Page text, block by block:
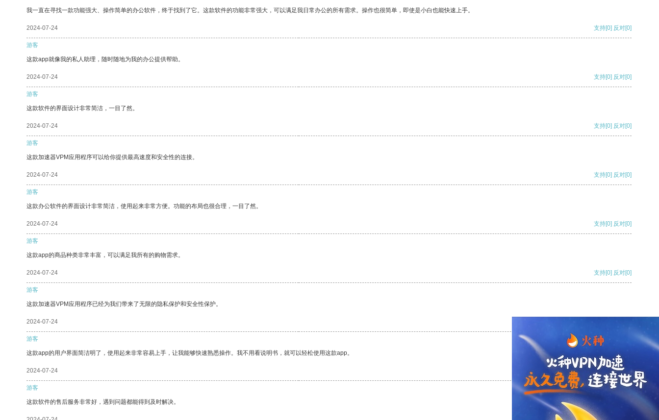
我一直在寻找一款功能强大、操作简单的办公软件，终于找到了它。这款软件的功能非常强大，可以满足我日常办公的所有需求。操作也很简单，即使是小白也能快速上手。
2024-07-24 支持[0] 反对[0]
游客
这款app就像我的私人助理，随时随地为我的办公提供帮助。
2024-07-24 支持[0] 反对[0]
游客
这款软件的界面设计非常简洁，一目了然。
2024-07-24 支持[0] 反对[0]
游客
这款加速器VPM应用程序可以给你提供最高速度和安全性的连接。
2024-07-24 支持[0] 反对[0]
游客
这款办公软件的界面设计非常简洁，使用起来非常方便。功能的布局也很合理，一目了然。
2024-07-24 支持[0] 反对[0]
游客
这款app的商品种类非常丰富，可以满足我所有的购物需求。
2024-07-24 支持[0] 反对[0]
游客
这款加速器VPM应用程序已经为我们带来了无限的隐私保护和安全性保护。
2024-07-24
游客
这款app的用户界面简洁明了，使用起来非常容易上手，让我能够快速熟悉操作。我不用看说明书，就可以轻松使用这款app。
2024-07-24 支持 [0] 反对 [0]
游客
这款软件的售后服务非常好，遇到问题都能得到及时解决。